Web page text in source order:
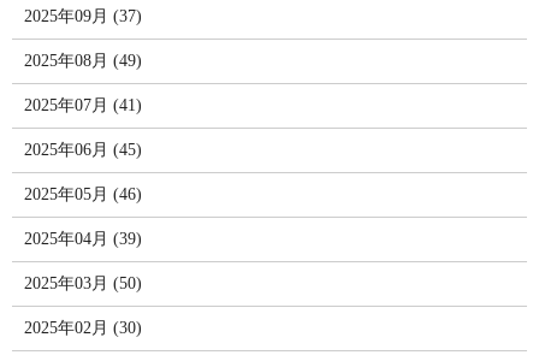
2025年09月 (37)
2025年08月 (49)
2025年07月 (41)
2025年06月 (45)
2025年05月 (46)
2025年04月 (39)
2025年03月 (50)
2025年02月 (30)